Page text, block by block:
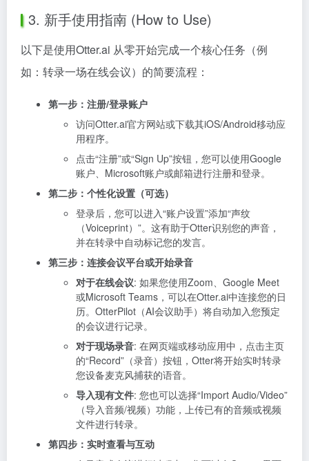
3. 新手使用指南 (How to Use)
以下是使用Otter.ai 从零开始完成一个核心任务（例
如：转录一场在线会议）的简要流程：
第一步：注册/登录账户
访问Otter.ai官方网站或下载其iOS/Android移动应
用程序。
点击“注册”或“Sign Up”按钮，您可以使用Google
账户、Microsoft账户或邮箱进行注册和登录。
第二步：个性化设置（可选）
登录后，您可以进入“账户设置”添加“声纹
（Voiceprint）”。这有助于Otter识别您的声音，
并在转录中自动标记您的发言。
第三步：连接会议平台或开始录音
对于在线会议: 如果您使用Zoom、Google Meet
或Microsoft Teams，可以在Otter.ai中连接您的日
历。OtterPilot（AI会议助手）将自动加入您预定
的会议进行记录。
对于现场录音: 在网页端或移动应用中，点击主页
的“Record”（录音）按钮，Otter将开始实时转录
您设备麦克风捕获的语音。
导入现有文件: 您也可以选择“Import Audio/Video”
（导入音频/视频）功能，上传已有的音频或视频
文件进行转录。
第四步：实时查看与互动